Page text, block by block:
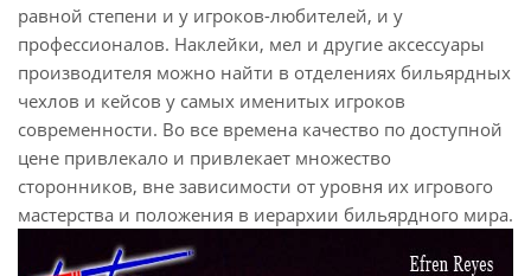
равной степени и у игроков-любителей, и у
профессионалов. Наклейки, мел и другие аксессуары
производителя можно найти в отделениях бильярдных
чехлов и кейсов у самых именитых игроков
современности. Во все времена качество по доступной
цене привлекало и привлекает множество
сторонников, вне зависимости от уровня их игрового
мастерства и положения в иерархии бильярдного мира.